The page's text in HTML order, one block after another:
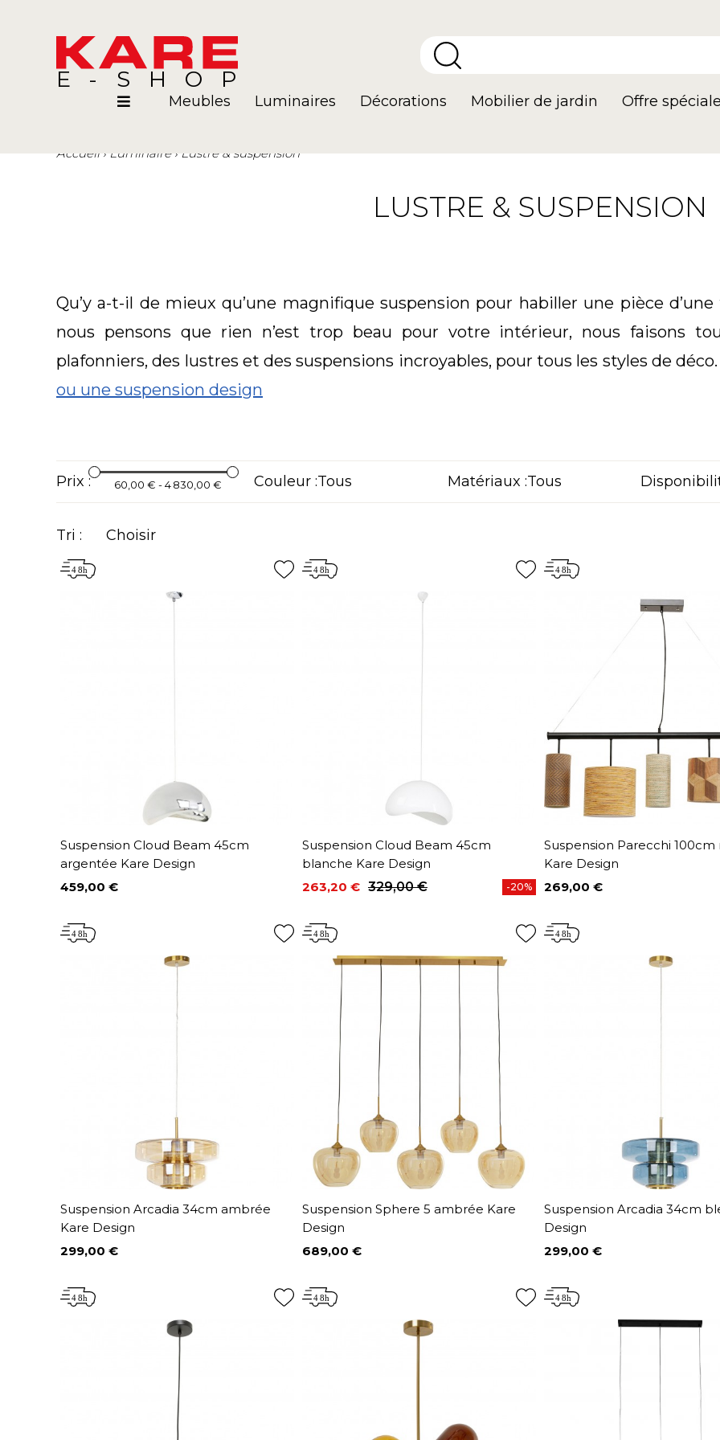
E-SHOP
Meubles Luminaires Décorations Mobilier de jardin Offre
Accueil Luminaire Lustre & suspension
LUSTRE & SUSPENSION
Qu’y a-t-il de mieux qu’une magnifique suspension pour habiller une pièce
nous pensons que rien n’est trop beau pour votre intérieur, nous faisons
plafonniers, des lustres et des suspensions incroyables, pour tous les styles de déco.
ou une suspension design
Prix : 60,00 € - 4 830,00 € Couleur : Matériaux :
Tri : Choisir
Suspension Cloud Beam 45cm
argentée Kare Design
Prix
459,00 €
Suspension Cloud Beam 45cm
blanche Kare Design
Prix
263,20 €
Prix de base329,00 € -20%
Suspension Parecchi 100cm
Kare Design
Prix
269,00 €
Suspension Arcadia 34cm ambrée
Kare Design
Prix
299,00 €
Suspension Sphere 5 ambrée Kare
Design
Prix
689,00 €
Suspension Arcadia 34cm
Design
Prix
299,00 €